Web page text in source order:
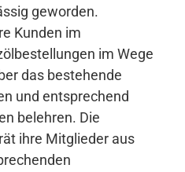
geworden.
Kunden im
im Wege
das bestehende
und entsprechend
belehren. Die
ihre Mitglieder aus